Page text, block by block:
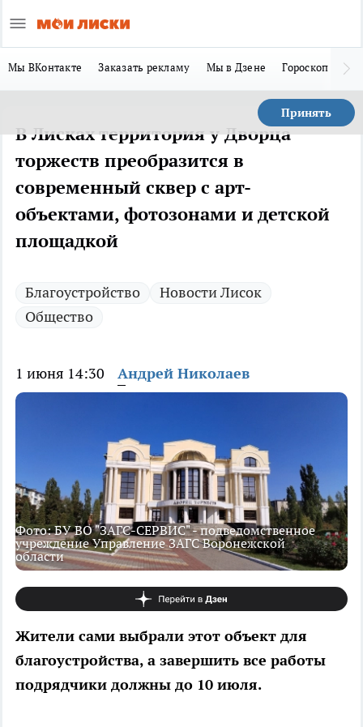
Мы ВКонтакте Заказать рекламу Мы в Дзене Гороскоп
Принять
В Лисках территория у Дворца
торжеств преобразится в
современный сквер с арт-
объектами, фотозонами и детской
площадкой
Благоустройство
Новости Лисок
Общество
1 июня 14:30 Андрей Николаев
Фото: БУ ВО "ЗАГС-СЕРВИС" - подведомственное
учреждение Управление ЗАГС Воронежской
области
Жители сами выбрали этот объект для
благоустройства, а завершить все работы
подрядчики должны до 10 июля.